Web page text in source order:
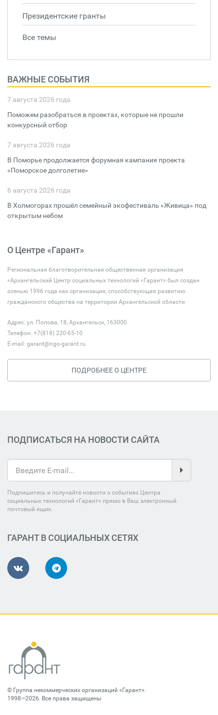
Президентские гранты
Все темы
ВАЖНЫЕ СОБЫТИЯ
7 августа 2026 года
Поможем разобраться в проектах, которые не прошли
конкурсный отбор
7 августа 2026 года
В Поморье продолжается форумная кампания проекта
«Поморское долголетие»
6 августа 2026 года
В Холмогорах прошёл семейный экофестиваль «Живица» под
открытым небом
О Центре «Гарант»
Региональная благотворительная общественная организация
«Архангельский Центр социальных технологий «Гарант» был создан
осенью 1996 года как организация, способствующая развитию
гражданского общества на территории Архангельской области
Адрес: ул. Попова, 18, Архангельск, 163000
Телефон: +7(818) 220-65-10
E-mail: garant@ngo-garant.ru
ПОДРОБНЕЕ О ЦЕНТРЕ
ПОДПИСАТЬСЯ НА НОВОСТИ САЙТА
Подпишитесь и получайте новости о событиях Центра
социальных технологий «Гарант» прямо в Ваш электронный
почтовый ящик.
ГАРАНТ В СОЦИАЛЬНЫХ СЕТЯХ
© Группа некоммерческих организаций «Гарант».
1998—2026. Все права защищены